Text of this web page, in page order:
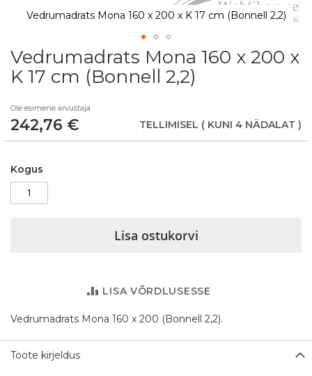
Vedrumadrats Mona 160 x 200 x K 17 cm (Bonnell 2,2)
Skip
to
the
of
the
images
Vedrumadrats Mona 160 x 200 x
K 17 cm (Bonnell 2,2)
Ole esimene arvustaja
242,76 € TELLIMISEL ( KUNI 4 NÄDALAT )
Kogus
Lisa ostukorvi
LISA VÕRDLUSESSE
Vedrumadrats Mona 160 x 200 (Bonnell 2,2).
Toote kirjeldus